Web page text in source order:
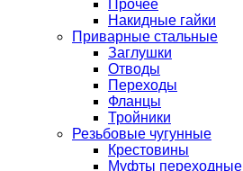
Прочее
Накидные гайки
Приварные стальные
Заглушки
Отводы
Переходы
Фланцы
Тройники
Резьбовые чугунные
Крестовины
Муфты переходные